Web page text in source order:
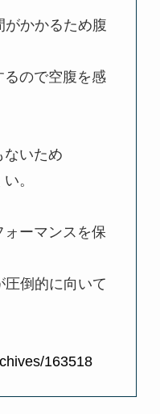
がかかるため腹
るので空腹を感
ないため
。
ォーマンスを保
倒的に向いて
163518